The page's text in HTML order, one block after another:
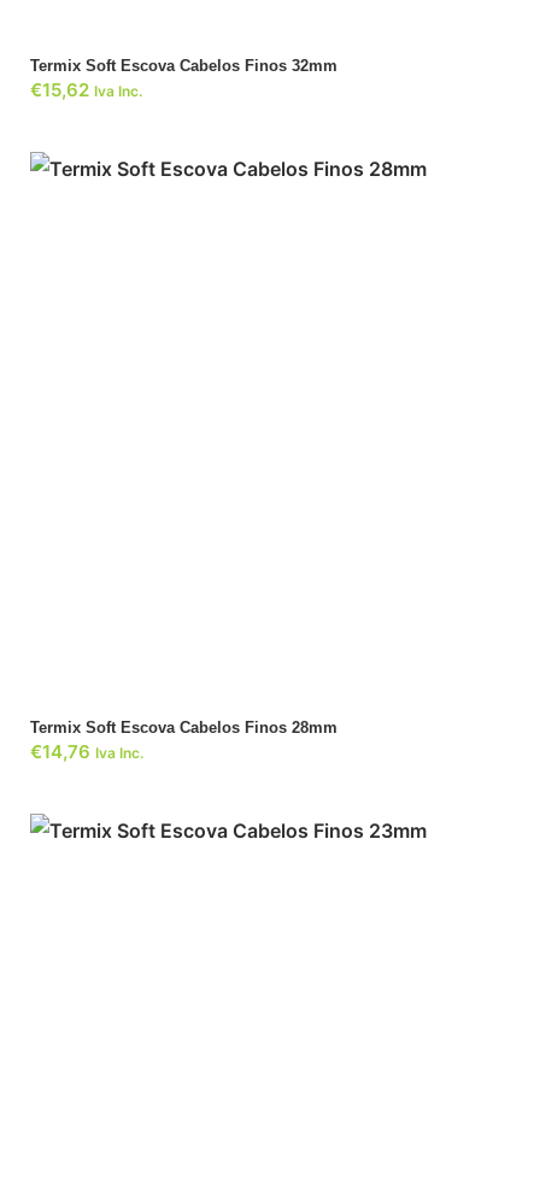
Termix Soft Escova Cabelos Finos 32mm
€15,62 Iva Inc.
Termix Soft Escova Cabelos Finos 28mm
€14,76 Iva Inc.